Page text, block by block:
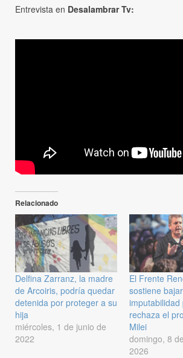
Entrevista en Desalambrar Tv:
Relacionado
Delfina Zarranz, la madre
de Arcoiris, podría quedar
detenida por proteger a su
hija
miércoles, 1 de junio de
2022
El Frente
sostiene
imputabilidad
rechaza el
Milei
domingo, 8
2026